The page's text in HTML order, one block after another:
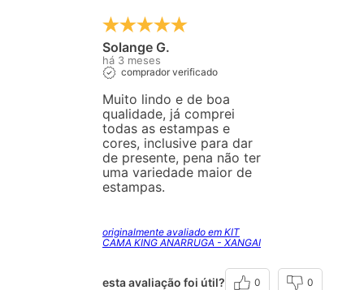
Solange G.
há 3 meses
comprador verificado
Muito lindo e de boa
qualidade, já comprei
todas as estampas e
cores, inclusive para dar
de presente, pena não ter
uma variedade maior de
estampas.
originalmente avaliado em KIT
CAMA KING ANARRUGA - XANGAI
esta avaliação foi útil? 0 0